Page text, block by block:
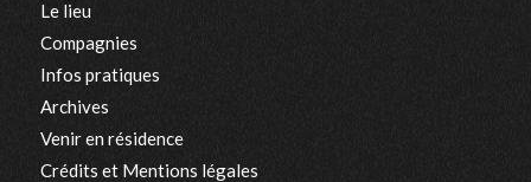
Le lieu
Compagnies
Infos pratiques
Archives
Venir en résidence
Crédits et Mentions légales